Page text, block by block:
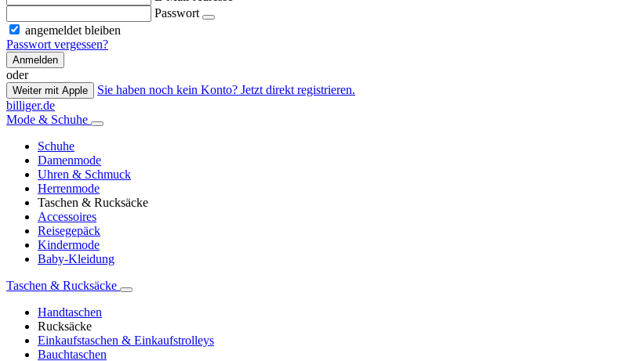
Passwort
angemeldet bleiben
Passwort vergessen?
Anmelden
oder
Weiter mit Apple
Sie haben noch kein Konto? Jetzt direkt registrieren.
billiger.de
Mode & Schuhe
Schuhe
Damenmode
Uhren & Schmuck
Herrenmode
Taschen & Rucksäcke
Accessoires
Reisegepäck
Kindermode
Baby-Kleidung
Taschen & Rucksäcke
Handtaschen
Rucksäcke
Einkaufstaschen & Einkaufstrolleys
Bauchtaschen